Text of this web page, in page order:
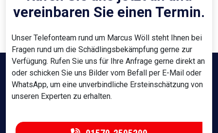
vereinbaren Sie einen Termin.
Unser Telefonteam rund um Marcus Wöll steht Ihnen bei
Fragen rund um die Schädlingsbekämpfung gerne zur
Verfügung. Rufen Sie uns für Ihre Anfrage gerne direkt an
oder schicken Sie uns Bilder vom Befall per E-Mail oder
WhatsApp, um eine unverbindliche Ersteinschätzung von
unseren Experten zu erhalten.